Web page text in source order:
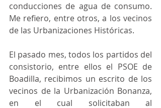
conducciones de agua de consumo.
Me refiero, entre otros, a los vecinos
de las Urbanizaciones Históricas.
El pasado mes, todos los partidos del
consistorio, entre ellos el PSOE de
Boadilla, recibimos un escrito de los
vecinos de la Urbanización Bonanza,
en el cual solicitaban al